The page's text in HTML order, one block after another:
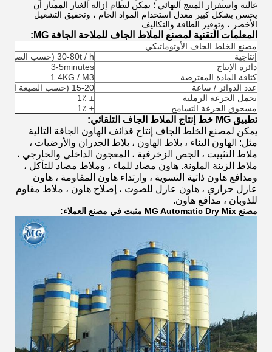
عالية واستقرار المنتج النهائي ؛ يمكن لنظام إزالة الغبار الممتاز أن
يحسن بشكل كبير معدل استخدام المواد الخام ، وتحقيق التشغيل
الأخضر ، وتوفير الطاقة والتكاليف.
المعلمات التقنية لمصنع الملاط الجاف للملاحة الجافة MG:
مصنع الخلط الجاف الأوتوماتيكي
إنتاجية
30-80t / h (حسب الصيغة المستخدمة)
دائرة الإنتاج
3-5minutes
كثافة المادة المفترضة
1.4KG / M3
عدد الدوائر / ساعة
15-20 (حسب الصيغة التطبيقية)
تحمل الجرعة الرملية
± 1٪
مسحوق الجرعة التسامح
± 1٪
تطبيق MG خط إنتاج الملاط الجاف التلقائي:
يمكن لمصنع الخلط الجاف إنتاج قذائف الهاون الجافة التالية
مثل: الهاون البناء ، بلاط الهاون ، بلاط الجدران والأرضيات ،
ملاط ​​التثبيت ، الجص الزخرفية ، المعجون الداخلي والخارجي ،
ملاط ​​الزينة الملونة. هاون مضاد للماء ، وملاط مضاد للتآكل ،
ومدافع هاون ذاتية التسوية ، وارتداء هاون المقاومة ، هاون
عازل حراري ، هاون عازل للصوت ، إصلاح هاون ، ملاط ​​مقاوم
للذوبان ، مدافع هاون.
مصنع MG Automatic Dry Mix مثبت في مصنع العملاء: